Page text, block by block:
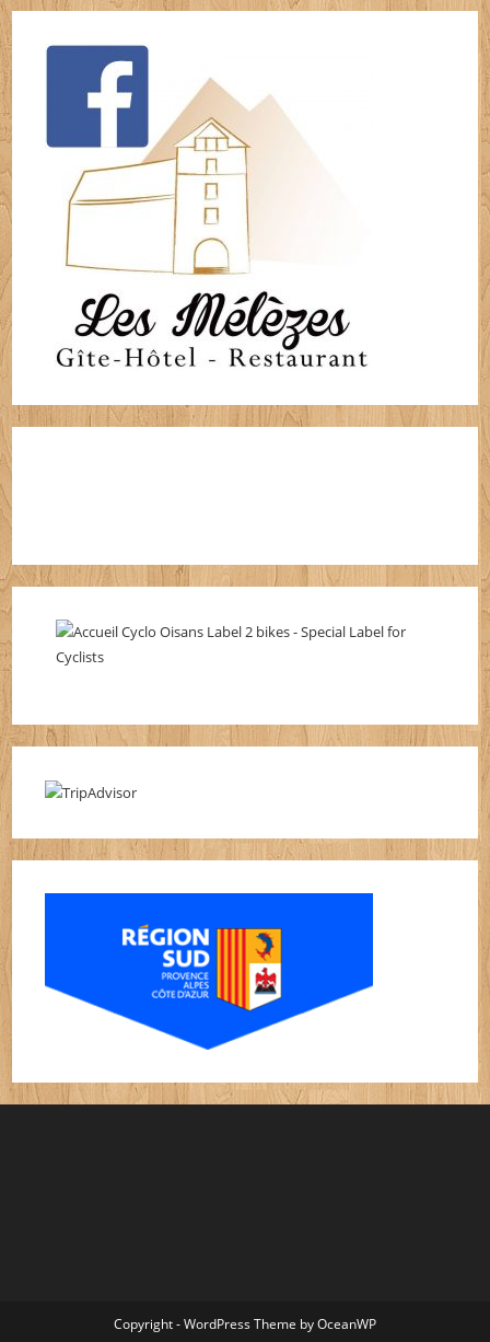
Copyright - WordPress Theme by OceanWP